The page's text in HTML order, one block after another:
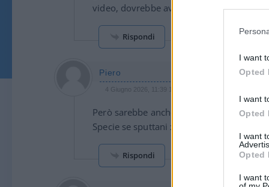
I want
Opted
I want
Opted
I want
Opted
I want
video, dovrebbe avere un codice etico da
Rispondi
Piero
4 Giugno 2026, 11:39 11:39
Però sarebbe anche ora che chi propala ”
Specie se sputtani x sentito dire persone
Rispondi